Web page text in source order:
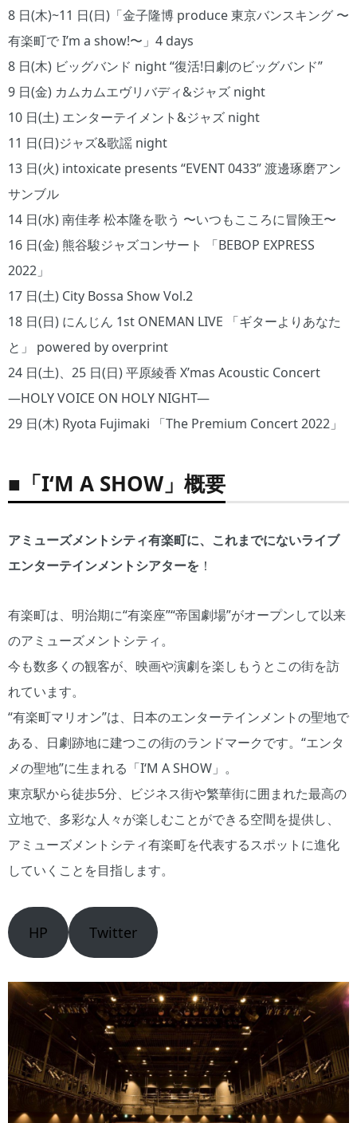
8 日(木)~11 日(日)「金子隆博 produce 東京バンスキング 〜
有楽町で I’m a show!〜」4 days
8 日(木) ビッグバンド night “復活!日劇のビッグバンド”
9 日(金) カムカムエヴリバディ&ジャズ night
10 日(土) エンターテイメント&ジャズ night
11 日(日)ジャズ&歌謡 night
13 日(火) intoxicate presents “EVENT 0433” 渡邊琢磨アン
サンブル
14 日(水) 南佳孝 松本隆を歌う 〜いつもこころに冒険王〜
16 日(金) 熊谷駿ジャズコンサート 「BEBOP EXPRESS
2022」
17 日(土) City Bossa Show Vol.2
18 日(日) にんじん 1st ONEMAN LIVE 「ギターよりあなた
と」 powered by overprint
24 日(土)、25 日(日) 平原綾香 X’mas Acoustic Concert
―HOLY VOICE ON HOLY NIGHT―
29 日(木) Ryota Fujimaki 「The Premium Concert 2022」
■「I‘M A SHOW」概要
アミューズメントシティ有楽町に、これまでにないライブ
エンターテインメントシアターを ！
有楽町は、明治期に“有楽座”“帝国劇場”がオープンして以来
のアミューズメントシティ。
今も数多くの観客が、映画や演劇を楽しもうとこの街を訪
れています。
“有楽町マリオン”は、日本のエンターテインメントの聖地で
ある、日劇跡地に建つこの街のランドマークです。“エンタ
メの聖地”に生まれる「I‘M A SHOW」。
東京駅から徒歩5分、ビジネス街や繁華街に囲まれた最高の
立地で、多彩な人々が楽しむことができる空間を提供し、
アミューズメントシティ有楽町を代表するスポットに進化
していくことを目指します。
HP Twitter